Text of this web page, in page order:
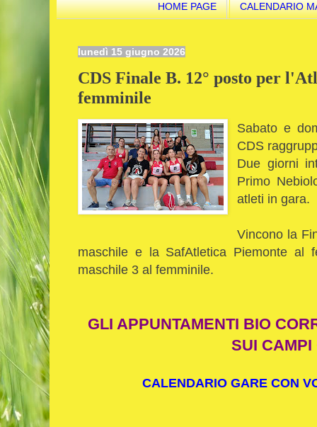
HOME PAGE CALENDARIO
lunedì 15 giugno 2026
CDS Finale B. 12° posto per
femminile
Sabato e
CDS
Due giorni
Primo
atleti in gara.
Vincono la
maschile e la SafAtletica Piemonte al
maschile 3 al femminile.
GLI APPUNTAMENTI BIO
SUI
CALENDARIO GARE CON